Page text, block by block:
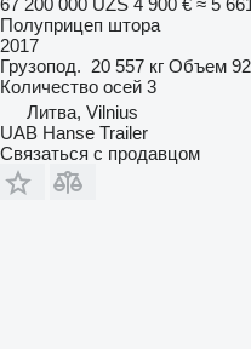
67 200 000 UZS 4 900 € ≈ 5
Полуприцеп штора
2017
Грузопод. 20 557 кг Объем
Количество осей 3
Литва, Vilnius
UAB Hanse Trailer
Связаться с продавцом